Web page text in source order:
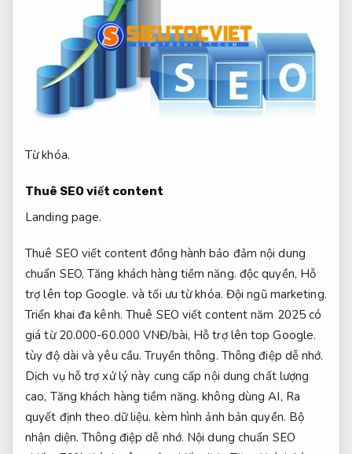
Từ khóa.
Thuê SEO viết content
Landing page.
Thuê SEO viết content đồng hành bảo đảm nội dung
chuẩn SEO,Tăng khách hàng tiềm năng. độc quyền, Hỗ
trợ lên top Google. và tối ưu từ khóa. Đội ngũ marketing.
Triển khai đa kênh. Thuê SEO viết content năm 2025 có
giá từ 20.000-60.000 VNĐ/bài, Hỗ trợ lên top Google.
tùy độ dài và yêu cầu.Truyền thông. Thông điệp dễ nhớ.
Dịch vụ hỗ trợ xử lý này cung cấp nội dung chất lượng
cao, Tăng khách hàng tiềm năng. không dùng AI, Ra
quyết định theo dữ liệu. kèm hình ảnh bản quyền. Bộ
nhận diện. Thông điệp dễ nhớ. Nội dung chuẩn SEO